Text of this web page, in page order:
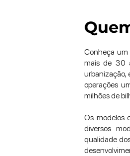
Conheça um
mais de 30
urbanização,
operações
milhões de
Os modelos
diversos
qualidade